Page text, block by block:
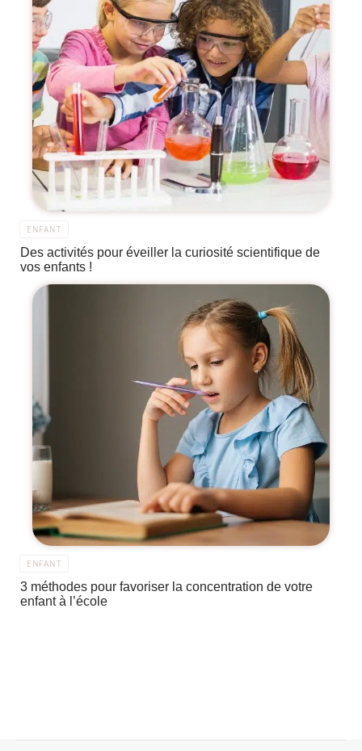
ENFANT
Des activités pour éveiller la curiosité scientifique de
vos enfants !
ENFANT
3 méthodes pour favoriser la concentration de votre
enfant à l’école